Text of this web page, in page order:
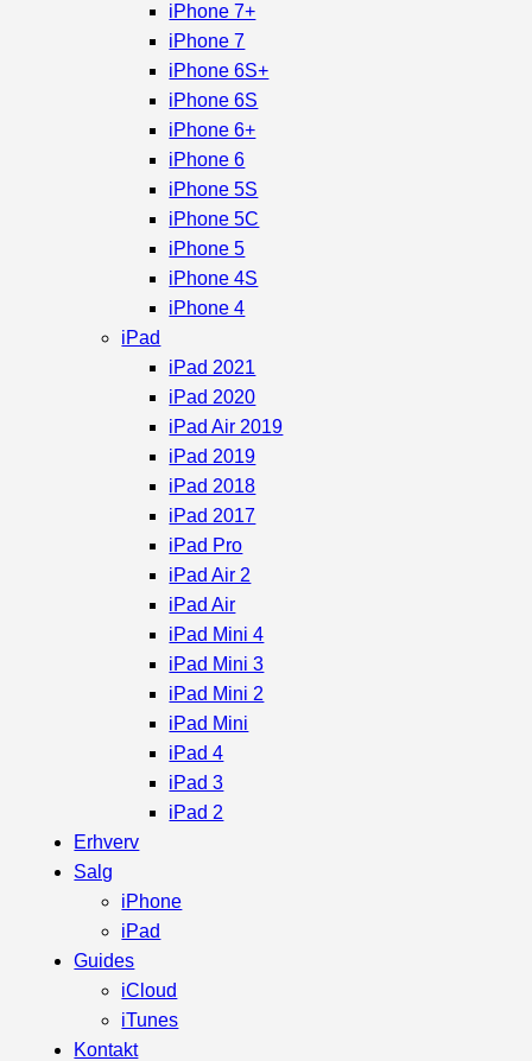
iPhone 7+
iPhone 7
iPhone 6S+
iPhone 6S
iPhone 6+
iPhone 6
iPhone 5S
iPhone 5C
iPhone 5
iPhone 4S
iPhone 4
iPad
iPad 2021
iPad 2020
iPad Air 2019
iPad 2019
iPad 2018
iPad 2017
iPad Pro
iPad Air 2
iPad Air
iPad Mini 4
iPad Mini 3
iPad Mini 2
iPad Mini
iPad 4
iPad 3
iPad 2
Erhverv
Salg
iPhone
iPad
Guides
iCloud
iTunes
Kontakt